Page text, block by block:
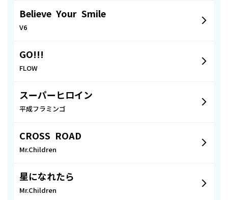
Believe Your Smile
V6
GO!!!
FLOW
スーパーヒロイン
平成フラミンゴ
CROSS ROAD
Mr.Children
星になれたら
Mr.Children